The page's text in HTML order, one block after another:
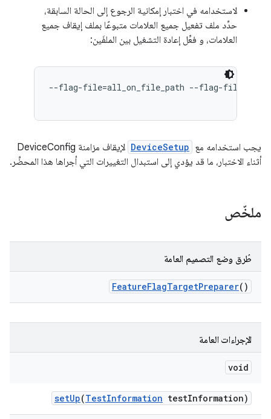
لاستخدامه في اختبار إمكانية الرجوع إلى الحالة السابقة،
حدِّد ملف تفعيل جميع العلامات متبوعًا بملف إيقاف جميع
العلامات، و فعِّل إعادة التشغيل بين الملفَين:
--flag-file=all_on_file_path --flag-
يجب استخدامه مع DeviceSetup
لإيقاف مزامنة DeviceConfig
أثناء الاختبار، ما قد يؤدي إلى استبدال التغييرات التي أجراها هذا المحضِّر.
ملخّص
طُرق وضع التصميم العامة
FeatureFlagTargetPreparer()
الإجراءات العامة
void
setUp(TestInformation testInformation)